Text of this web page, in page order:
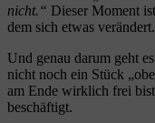
nicht.“ Dieser Moment
dem sich etwas
Und genau darum geht
nicht noch ein Stück
am Ende wirklich frei
beschäftigt.